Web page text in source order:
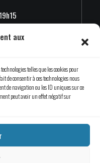
aux
telles que les cookies pour
de consentir à ces technologies nous
de navigation ou les ID uniques sur ce
peut avoir un effet négatif sur
peuvent variés en
Tous droits réservés.